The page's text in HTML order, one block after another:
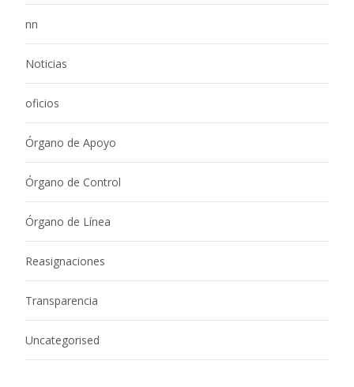
nn
Noticias
oficios
Órgano de Apoyo
Órgano de Control
Órgano de Línea
Reasignaciones
Transparencia
Uncategorised